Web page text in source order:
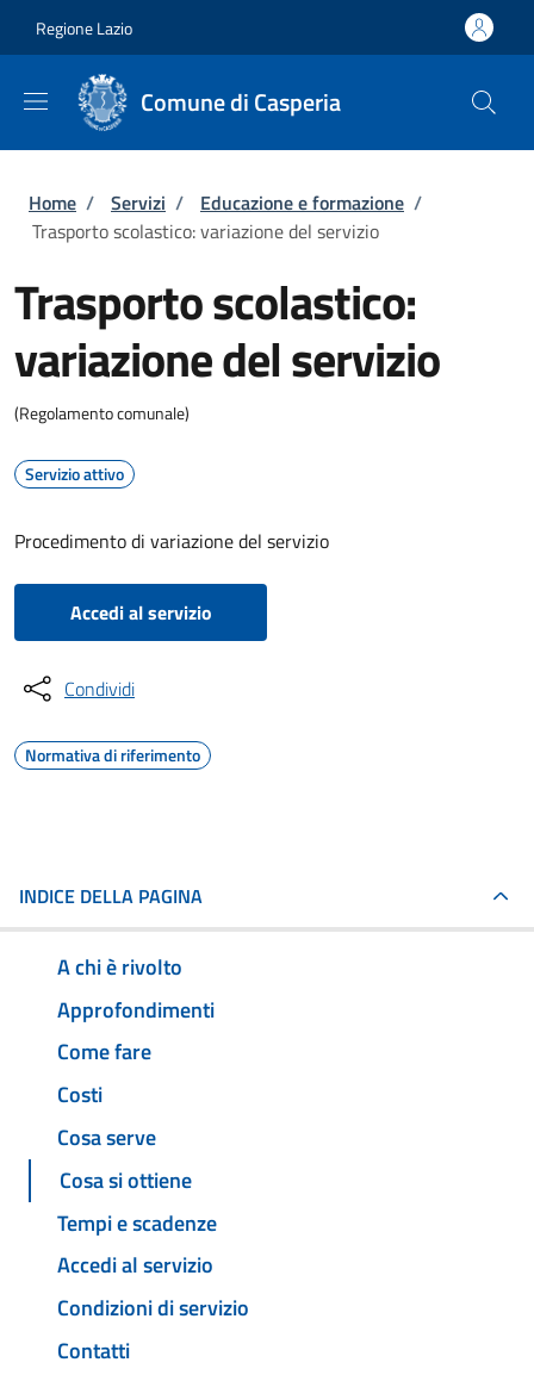
Regione Lazio
Comune di Casperia
Briciole di pane
Home / Servizi / Educazione e formazione /
Trasporto scolastico: variazione del servizio
Trasporto scolastico:
variazione del servizio
(Regolamento comunale)
Servizio attivo
Procedimento di variazione del servizio
Accedi al servizio
Condividi
Normativa di riferimento
INDICE DELLA PAGINA
A chi è rivolto
Approfondimenti
Come fare
Costi
Cosa serve
Cosa si ottiene
Tempi e scadenze
Accedi al servizio
Condizioni di servizio
Contatti